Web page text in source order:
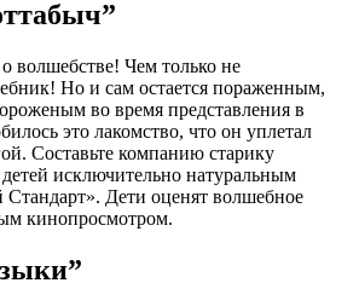
волшебстве! Чем только не
Но и сам остается пораженным,
во время представления в
это лакомство, что он уплетал
Составьте компанию старику
исключительно натуральным
Дети оценят волшебное
кинопросмотром.